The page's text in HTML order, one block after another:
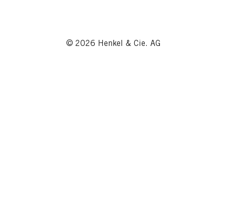
© 2026 Henkel & Cie. AG